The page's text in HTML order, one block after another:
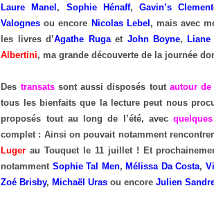
Laure Manel , Sophie Hénaff, Gavin’s
Valognes ou encore Nicolas Lebel , mais avec
les livres d’Agathe Rugaet John Boyne,
Albertini, ma grande découverte de la journée
Des transatssont aussi disposés tout autour
tous les bienfaits que la lecture peut nous
proposés tout au long de l’été, avec
complet : Ainsi on pouvait notamment
Luger au Touquet le 11 juillet ! Et
notamment Sophie Tal Men, Mélissa Da Costa,
Zoé Brisby, Michaël Uras ou encoreJulien